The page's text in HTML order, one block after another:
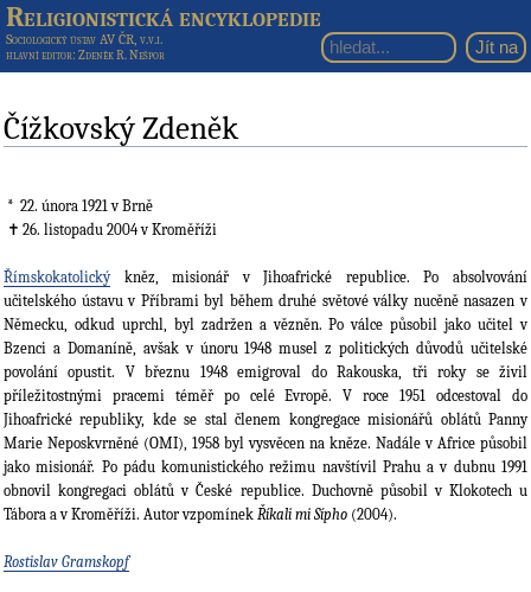
Religionistická encyklopedie
Sociologický ústav AV ČR, v.v.i.
hlavní editor: Zdeněk R. Nešpor
Čížkovský Zdeněk
22. února 1921v Brně
26. listopadu 2004v Kroměříži
Římskokatolickýkněz, misionář v Jihoafrické republice. Po absolvování
učitelského ústavu v Příbrami byl během druhé světové války nucěně nasazen v
Německu, odkud uprchl, byl zadržen a vězněn. Po válce působil jako učitel v
Bzenci a Domaníně, avšak v únoru 1948 musel z politických důvodů učitelské
povolání opustit. V březnu 1948 emigroval do Rakouska, tři roky se živil
příležitostnými pracemi téměř po celé Evropě. V roce 1951 odcestoval do
Jihoafrické republiky, kde se stal členem kongregace misionářů oblátů Panny
Marie Neposkvrněné (OMI), 1958 byl vysvěcen na kněze. Nadále v Africe působil
jako misionář. Po pádu komunistického režimu navštívil Prahu a v dubnu 1991
obnovil kongregaci oblátů v České republice. Duchovně působil v Klokotech u
Tábora a v Kroměříži. Autor vzpomínek Říkali mi Sípho (2004).
Rostislav Gramskopf